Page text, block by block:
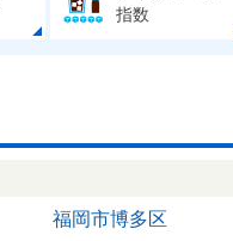
指数
福岡市博多区